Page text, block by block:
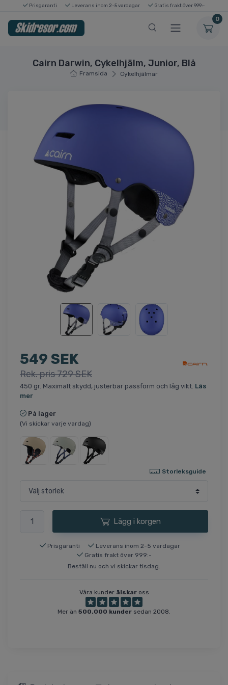
Prisgaranti Leverans inom 2-5 vardagar Gratis frakt över 999:-
0
Cairn Darwin, Cykelhjälm, Junior, Blå
Framsida Cykelhjälmar
549 SEK
Rek. pris 729 SEK
450 gr. Maximalt skydd, justerbar passform och låg vikt. Läs
mer
På lager
(Vi skickar varje vardag)
Storleksguide
Lägg i korgen
Prisgaranti
Leverans inom 2-5 vardagar
Gratis frakt över 999:-
Beställ nu och vi skickar tisdag.
Våra kunder älskaross
Mer än 500.000 kunder sedan 2008.